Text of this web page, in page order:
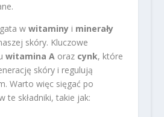
w witaminyi minerały
skóry. Kluczowe
witamina Aoraz cynk, które
skóry i regulują
Warto więc sięgać po
te składniki, takie jak: